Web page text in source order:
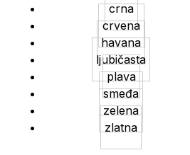
crna
crvena
havana
ljubičasta
plava
smeđa
zelena
zlatna